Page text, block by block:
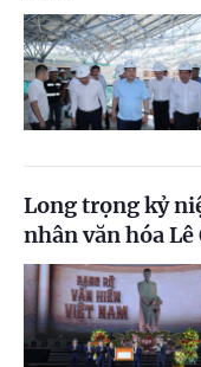
Long trọng kỷ
nhân văn hóa